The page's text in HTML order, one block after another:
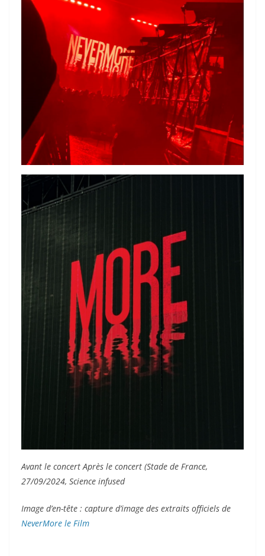
Avant le concert Après le concert (Stade de France,
27/09/2024, Science infused
Image d’en-tête : capture d’image des extraits officiels de
NeverMore le Film